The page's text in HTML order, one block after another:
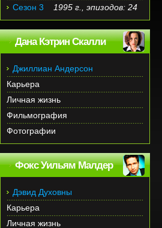
Сезон 3
1995 г., эпизодов: 24
Дана Кэтрин Скалли
Джиллиан Андерсон
Карьера
Личная жизнь
Фильмография
Фотографии
Фокс Уильям Малдер
Дэвид Духовны
Карьера
Личная жизнь